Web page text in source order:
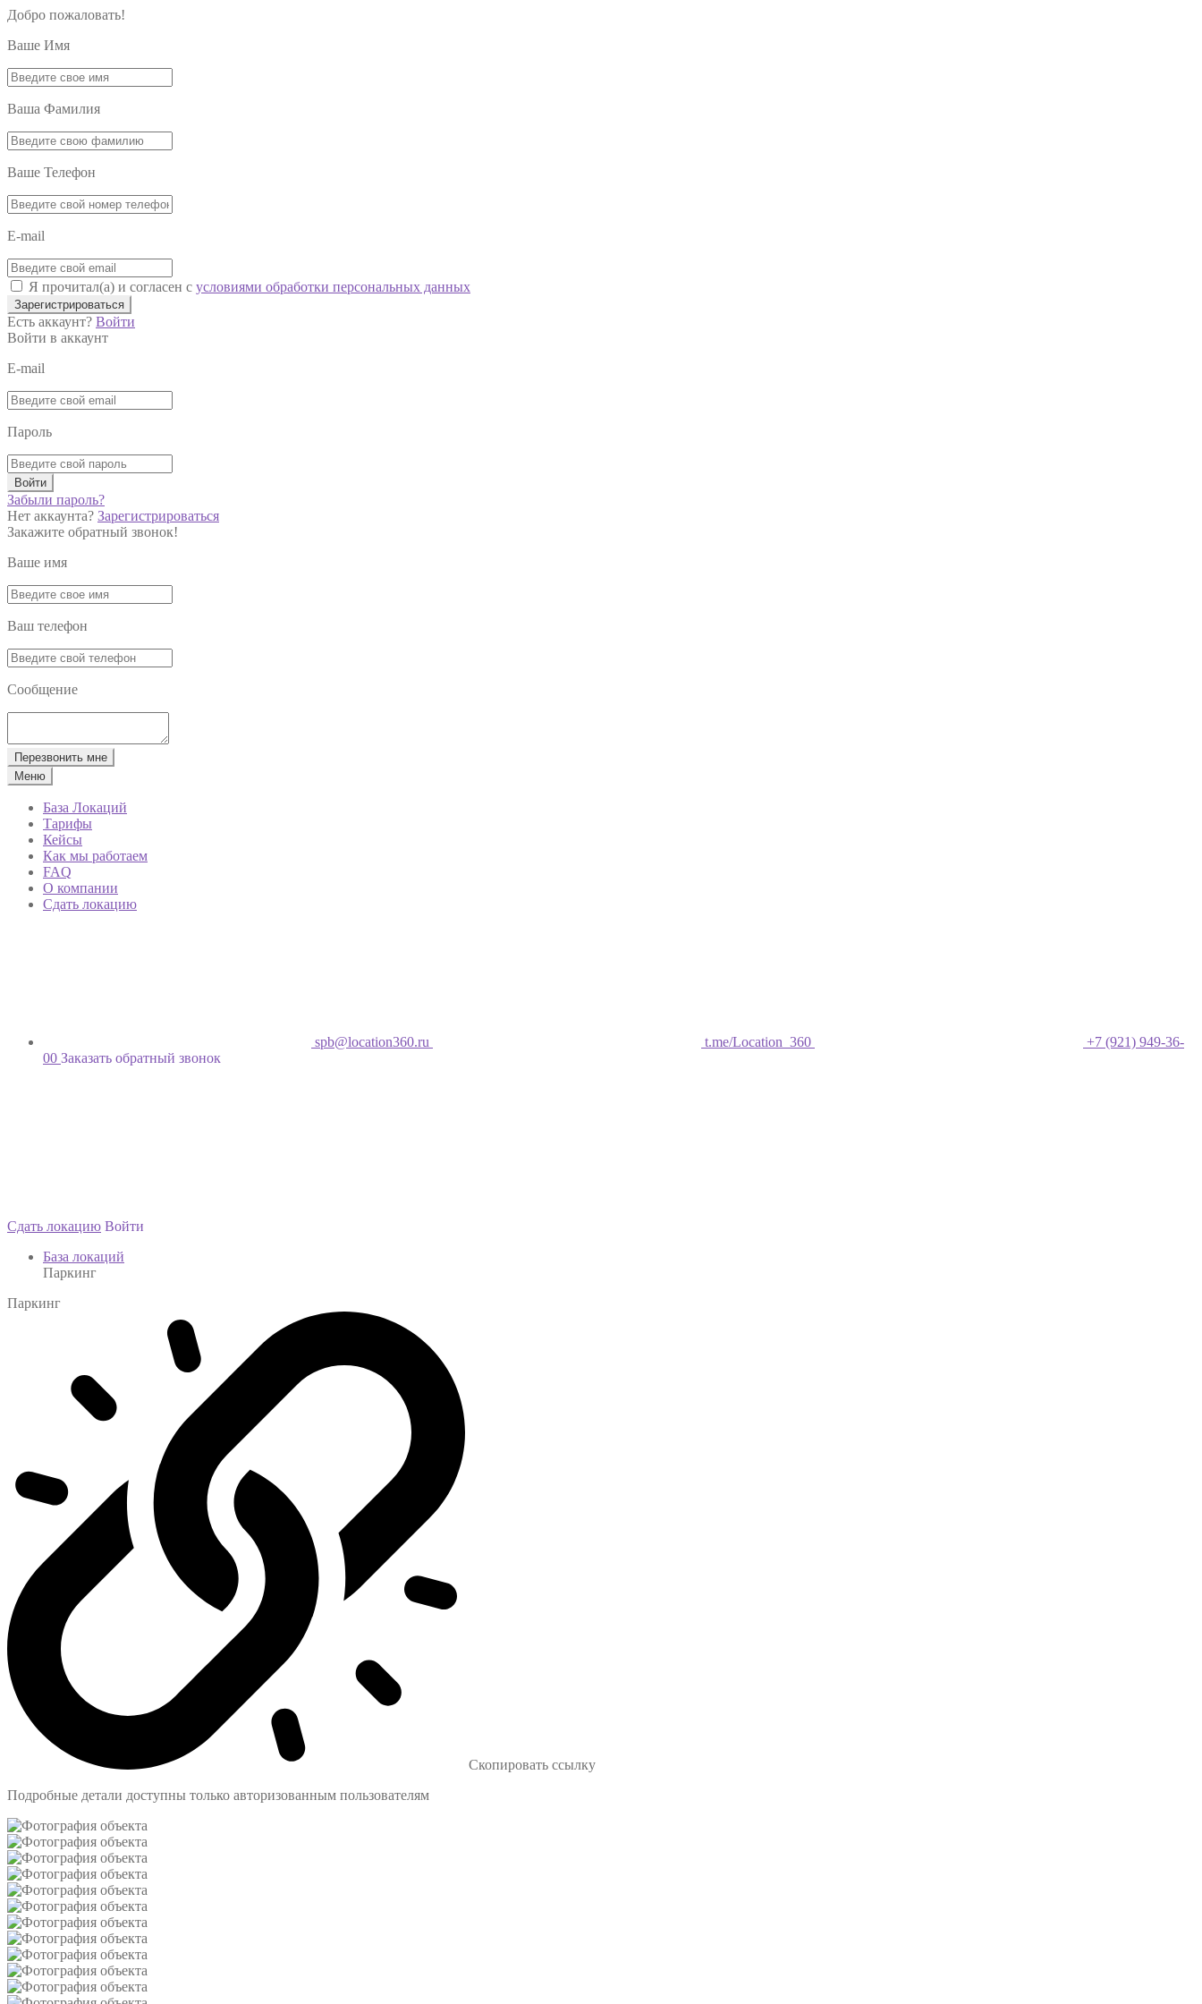
Добро пожаловать!
Ваше Имя
Ваша Фамилия
Ваше Телефон
E-mail
Я прочитал(а) и согласен с условиями обработки персональных данных
Зарегистрироваться
Есть аккаунт? Войти
Войти в аккаунт
E-mail
Пароль
Войти
Забыли пароль?
Нет аккаунта? Зарегистрироваться
Закажите обратный звонок!
Ваше имя
Ваш телефон
Сообщение
Перезвонить мне
Меню
База Локаций
Тарифы
Кейсы
Как мы работаем
FAQ
О компании
Сдать локацию
spb@location360.ru t.me/Location_360
+7 (921) 949-36-
00 Заказать обратный звонок
Сдать локацию Войти
База локаций
Паркинг
Паркинг
Скопировать ссылку
Подробные детали доступны только авторизованным пользователям